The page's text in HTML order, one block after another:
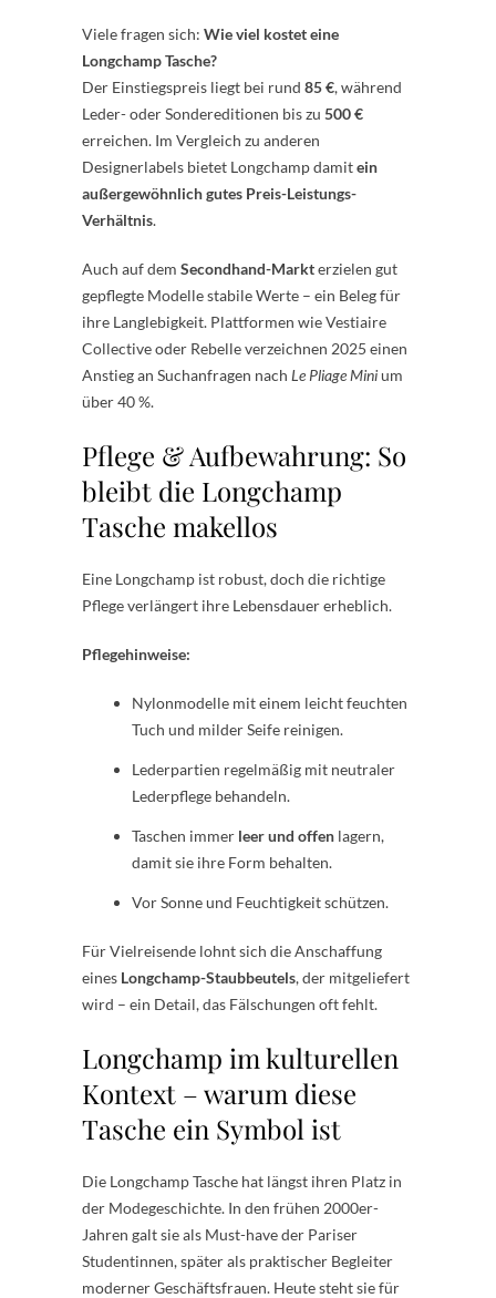
Viele fragen sich: Wie viel kostet eine
Longchamp Tasche?
Der Einstiegspreis liegt bei rund 85 €, während
Leder- oder Sondereditionen bis zu 500 €
erreichen. Im Vergleich zu anderen
Designerlabels bietet Longchamp damitein
außergewöhnlich gutes Preis-Leistungs-
Verhältnis.
Auch auf dem Secondhand-Markterzielen gut
gepflegte Modelle stabile Werte – ein Beleg für
ihre Langlebigkeit. Plattformen wie Vestiaire
Collective oder Rebelle verzeichnen 2025 einen
Anstieg an Suchanfragen nach Le Pliage Minium
über 40 %.
Pflege & Aufbewahrung: So
bleibt die Longchamp
Tasche makellos
Eine Longchamp ist robust, doch die richtige
Pflege verlängert ihre Lebensdauer erheblich.
Pflegehinweise:
Nylonmodelle mit einem leicht feuchten
Tuch und milder Seife reinigen.
Lederpartien regelmäßig mit neutraler
Lederpflege behandeln.
Taschen immer leer und offen lagern,
damit sie ihre Form behalten.
Vor Sonne und Feuchtigkeit schützen.
Für Vielreisende lohnt sich die Anschaffung
eines Longchamp-Staubbeutels, der mitgeliefert
wird – ein Detail, das Fälschungen oft fehlt.
Longchamp im kulturellen
Kontext – warum diese
Tasche ein Symbol ist
Die Longchamp Tasche hat längst ihren Platz in
der Modegeschichte. In den frühen 2000er-
Jahren galt sie als Must-have der Pariser
Studentinnen, später als praktischer Begleiter
moderner Geschäftsfrauen. Heute steht sie für